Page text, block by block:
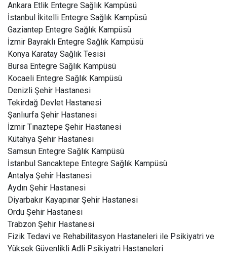
Ankara Etlik Entegre Sağlık Kampüsü
İstanbul İkitelli Entegre Sağlık Kampüsü
Gaziantep Entegre Sağlık Kampüsü
İzmir Bayraklı Entegre Sağlık Kampüsü
Konya Karatay Sağlık Tesisi
Bursa Entegre Sağlık Kampüsü
Kocaeli Entegre Sağlık Kampüsü
Denizli Şehir Hastanesi
Tekirdağ Devlet Hastanesi
Şanlıurfa Şehir Hastanesi
İzmir Tınaztepe Şehir Hastanesi
Kütahya Şehir Hastanesi
Samsun Entegre Sağlık Kampüsü
İstanbul Sancaktepe Entegre Sağlık Kampüsü
Antalya Şehir Hastanesi
Aydın Şehir Hastanesi
Diyarbakır Kayapınar Şehir Hastanesi
Ordu Şehir Hastanesi
Trabzon Şehir Hastanesi
Fizik Tedavi ve Rehabilitasyon Hastaneleri ile Psikiyatri ve
Yüksek Güvenlikli Adli Psikiyatri Hastaneleri